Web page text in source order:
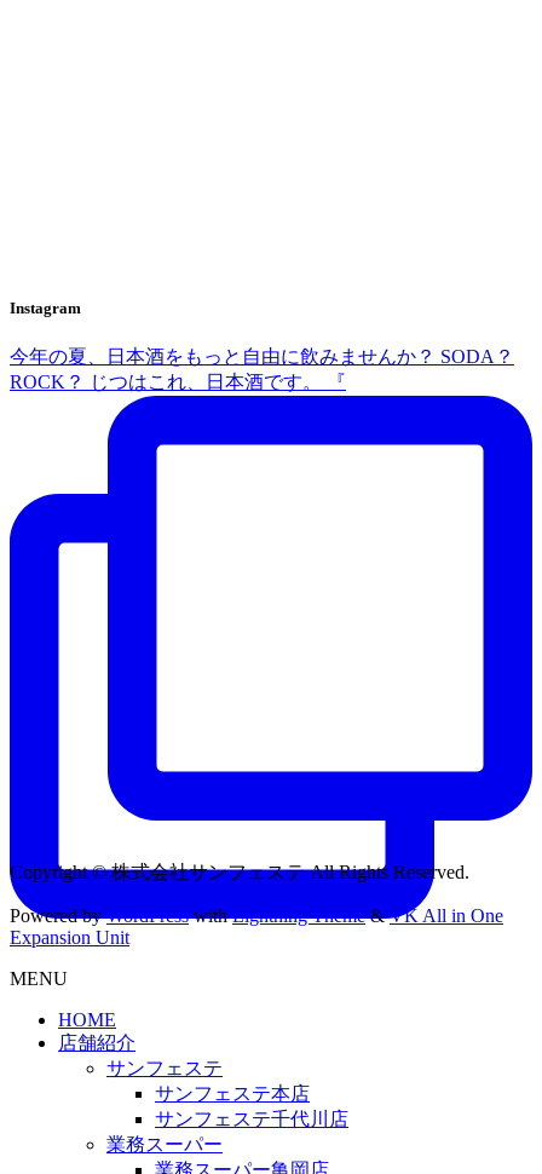
Instagram
今年の夏、日本酒をもっと自由に飲みませんか？ SODA？
ROCK？ じつはこれ、日本酒です。 『
Copyright © 株式会社サンフェステ All Rights Reserved.
Powered byWordPresswithLightning Theme&VK All in One
Expansion Unit
MENU
HOME
店舗紹介
サンフェステ
サンフェステ本店
サンフェステ千代川店
業務スーパー
業務スーパー亀岡店